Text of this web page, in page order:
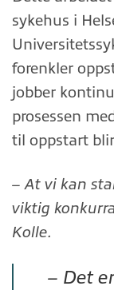
sykehus i
forenkler
jobber
prosessen
til oppstart
– At vi kan
viktig
Kolle.
– Det